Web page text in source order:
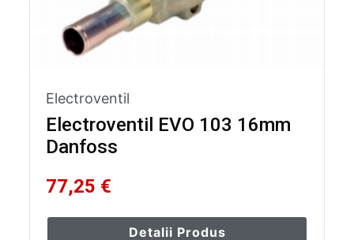
Electroventil
Electroventil EVO 103 16mm
Danfoss
77,25 €
Detalii Produs